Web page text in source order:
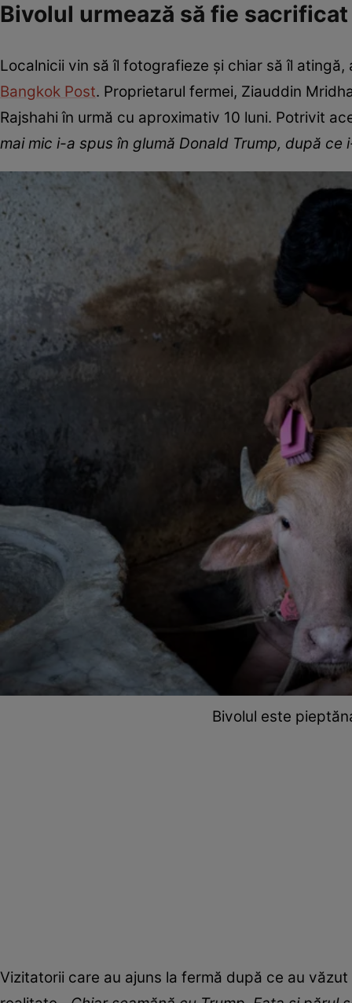
Bivolul urmează să fie sacrificat
Localnicii vin să îl fotografieze și chiar să îl
Bangkok Post. Proprietarul fermei, Ziauddin
Rajshahi în urmă cu aproximativ 10 luni. Potrivit
mai mic i-a spus în glumă Donald Trump, după ce
Bivolul este
Vizitatorii care au ajuns la fermă după ce au